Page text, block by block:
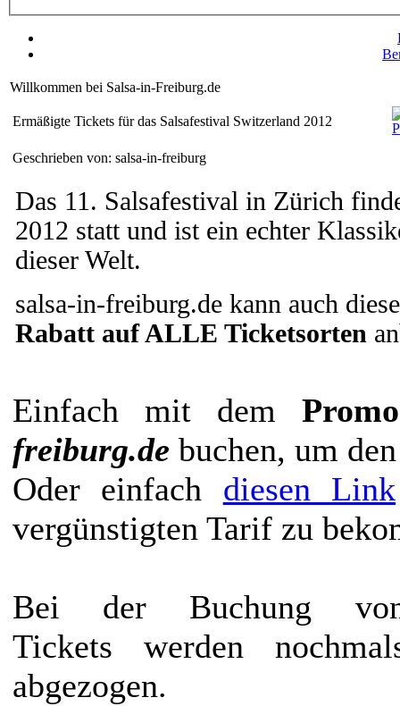
Willkommen bei Salsa-in-Freiburg.de
Ermäßigte Tickets für das Salsafestival Switzerland 2012
Geschrieben von: salsa-in-freiburg
Das 11. Salsafestival in Zürich
2012 statt und ist ein echter
dieser Welt.
salsa-in-freiburg.de kann auch
Rabatt auf ALLE Ticketsorten
Einfach mit dem
freiburg.de buchen, um
Oder einfach diesen Link
vergünstigten Tarif zu
Bei der Buchung
Tickets werden
abgezogen.